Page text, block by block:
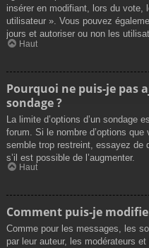
insérer en modifiant, lors du vote,
utilisateur ». Vous pouvez
jours et autoriser ou non les
Haut
Pourquoi ne puis-je pas
sondage ?
La limite d’options d’un sondage
forum. Si le nombre d’options
semble trop restreint, essayez de
s’il est possible de l’augmenter.
Haut
Comment puis-je
Comme pour les messages, les
par leur auteur, les modérateurs